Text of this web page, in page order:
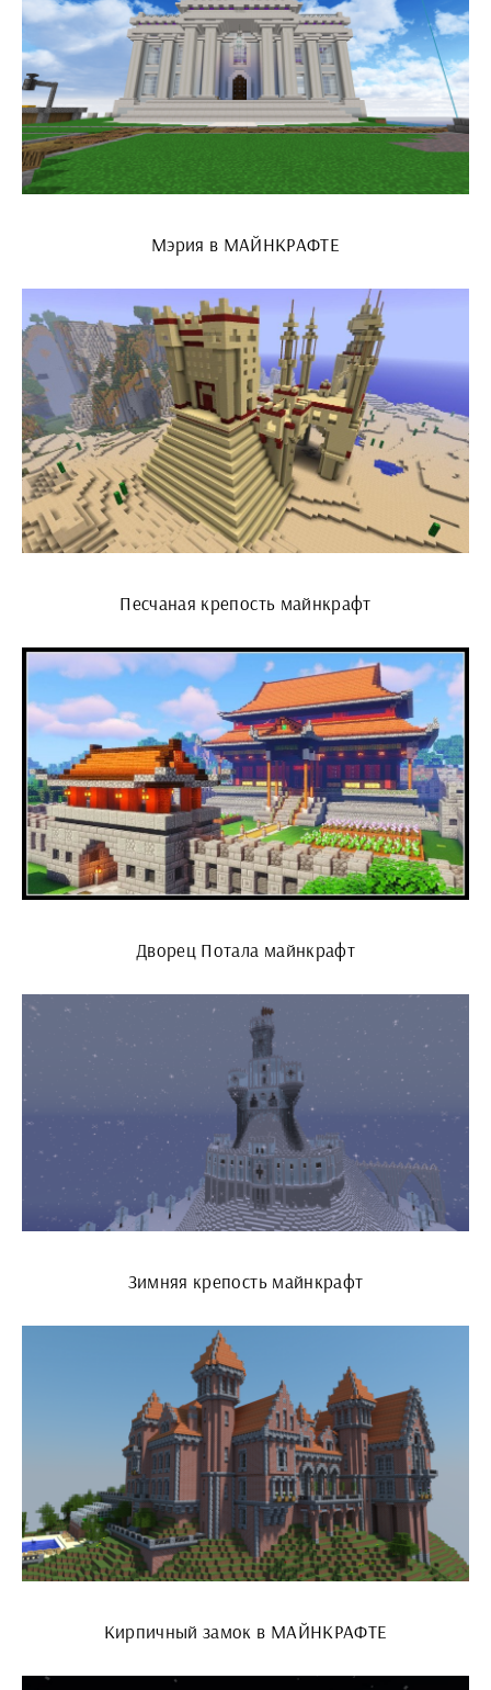
Мэрия в МАЙНКРАФТЕ
Песчаная крепость майнкрафт
Дворец Потала майнкрафт
Зимняя крепость майнкрафт
Кирпичный замок в МАЙНКРАФТЕ